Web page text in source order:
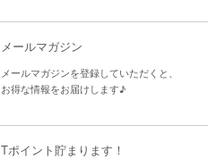
メールマガジン
メールマガジンを登録していただくと、
お得な情報をお届けします♪
Tポイント貯まります！